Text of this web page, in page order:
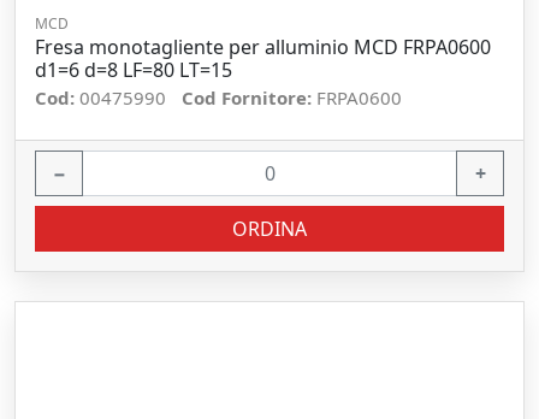
MCD
Fresa monotagliente per alluminio MCD FRPA0600
d1=6 d=8 LF=80 LT=15
Cod: 00475990 Cod Fornitore: FRPA0600
− +
ORDINA